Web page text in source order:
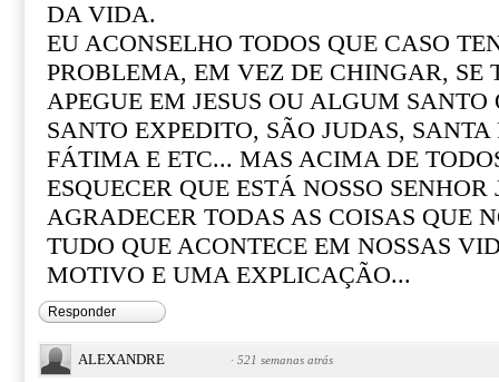
DA VIDA.
EU ACONSELHO TODOS QUE CASO
PROBLEMA, EM VEZ DE CHINGAR, SE
APEGUE EM JESUS OU ALGUM SANTO
SANTO EXPEDITO, SÃO JUDAS, SANTA
FÁTIMA E ETC... MAS ACIMA DE
ESQUECER QUE ESTÁ NOSSO SENHOR
AGRADECER TODAS AS COISAS QUE
TUDO QUE ACONTECE EM NOSSAS
MOTIVO E UMA EXPLICAÇÃO...
Responder
ALEXANDRE · 521 semanas atrás